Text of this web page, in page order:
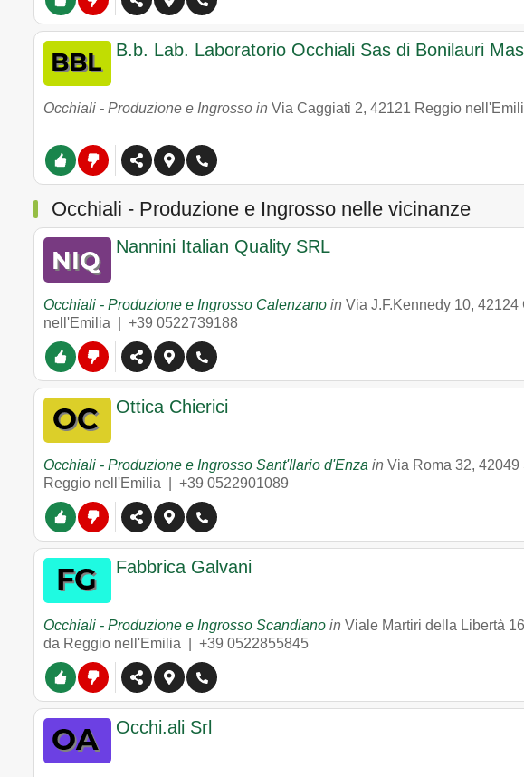
B.b. Lab. Laboratorio Occhiali Sas di Bonilauri
Occhiali - Produzione e Ingrosso in Via Caggiati 2, 42121 Reggio
Occhiali - Produzione e Ingrosso nelle vicinanze
Nannini Italian Quality SRL
Occhiali - Produzione e Ingrosso Calenzano in Via J.F.Kennedy 10, 42124
nell'Emilia | +39 0522739188
Ottica Chierici
Occhiali - Produzione e Ingrosso Sant'Ilario d'Enza in Via Roma 32, 42049
Reggio nell'Emilia | +39 0522901089
Fabbrica Galvani
Occhiali - Produzione e Ingrosso Scandiano in Viale Martiri della Libertà
da Reggio nell'Emilia | +39 0522855845
Occhi.ali Srl